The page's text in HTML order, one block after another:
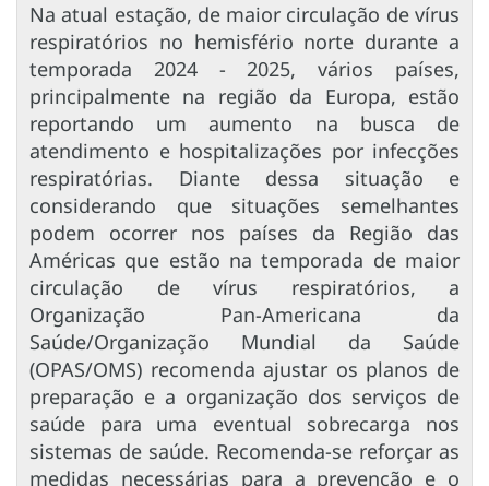
Na atual estação, de maior circulação de vírus
respiratórios no hemisfério norte durante a
temporada 2024 - 2025, vários países,
principalmente na região da Europa, estão
reportando um aumento na busca de
atendimento e hospitalizações por infecções
respiratórias. Diante dessa situação e
considerando que situações semelhantes
podem ocorrer nos países da Região das
Américas que estão na temporada de maior
circulação de vírus respiratórios, a
Organização Pan-Americana da
Saúde/Organização Mundial da Saúde
(OPAS/OMS) recomenda ajustar os planos de
preparação e a organização dos serviços de
saúde para uma eventual sobrecarga nos
sistemas de saúde. Recomenda-se reforçar as
medidas necessárias para a prevenção e o